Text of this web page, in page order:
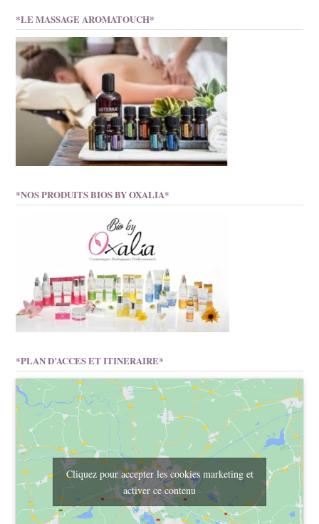
*LE MASSAGE AROMATOUCH*
*NOS PRODUITS BIOS BY OXALIA*
*PLAN D’ACCES ET ITINERAIRE*
Cliquez pour accepter les cookies marketing et
activer ce contenu